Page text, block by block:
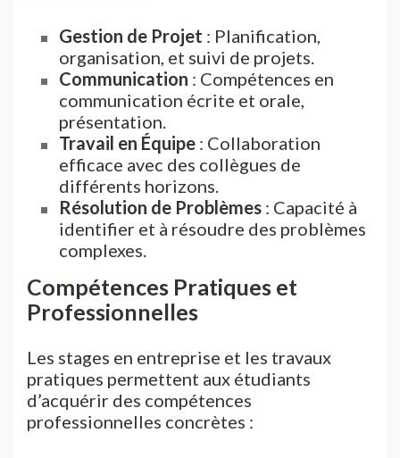
Gestion de Projet : Planification,
organisation, et suivi de projets.
Communication : Compétences en
communication écrite et orale,
présentation.
Travail en Équipe : Collaboration
efficace avec des collègues de
différents horizons.
Résolution de Problèmes : Capacité à
identifier et à résoudre des problèmes
complexes.
Compétences Pratiques et
Professionnelles
Les stages en entreprise et les travaux
pratiques permettent aux étudiants
d’acquérir des compétences
professionnelles concrètes :